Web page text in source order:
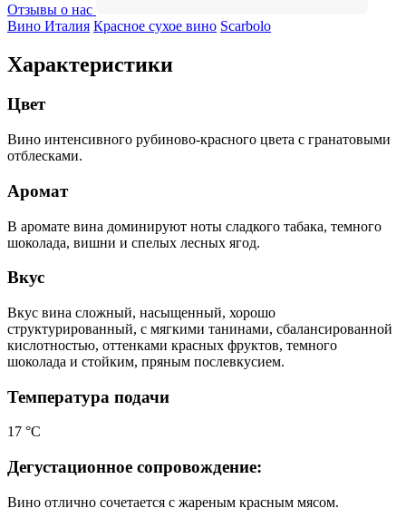
Отзывы о нас
Вино Италия Красное сухое вино Scarbolo
Характеристики
Цвет
Вино интенсивного рубиново-красного цвета с гранатовыми
отблесками.
Аромат
В аромате вина доминируют ноты сладкого табака, темного
шоколада, вишни и спелых лесных ягод.
Вкус
Вкус вина сложный, насыщенный, хорошо
структурированный, с мягкими танинами, сбалансированной
кислотностью, оттенками красных фруктов, темного
шоколада и стойким, пряным послевкусием.
Температура подачи
17 °С
Дегустационное сопровождение:
Вино отлично сочетается с жареным красным мясом.